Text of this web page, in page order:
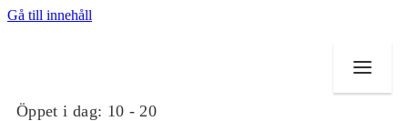
Gå till innehåll
Öppet i dag: 10 - 20